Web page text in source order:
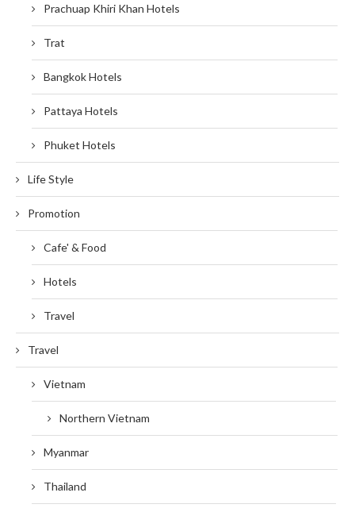
Prachuap Khiri Khan Hotels
Trat
Bangkok Hotels
Pattaya Hotels
Phuket Hotels
Life Style
Promotion
Cafe' & Food
Hotels
Travel
Travel
Vietnam
Northern Vietnam
Myanmar
Thailand